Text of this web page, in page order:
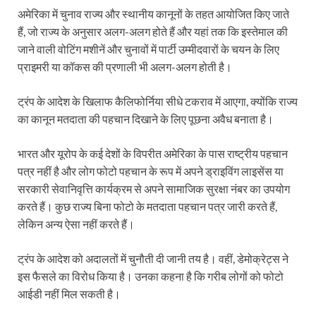
अमेरिका में चुनाव राज्य और स्थानीय कानूनों के तहत आयोजित किए जाते
हैं, जो राज्य के अनुसार अलग-अलग होते हैं और यहां तक कि इस्तेमाल की
जाने वाली वोटिंग मशीनें और चुनावों में पार्टी उम्मीदवारों के चयन के लिए
प्राइमरी या कॉकस की प्रणाली भी अलग-अलग होती है।
ट्रंप के आदेश के खिलाफ कैलिफोर्निया सीधे टकराव में आएगा, क्योंकि राज्य
का कानून मतदाता की पहचान दिखाने के लिए पूछना अवैध बनाता है।
भारत और यूरोप के कई देशों के विपरीत अमेरिका के पास राष्ट्रीय पहचान
पत्र नहीं है और लोग फोटो पहचान के रूप में अपने ड्राइविंग लाइसेंस या
सरकारी सेवानिवृत्ति कार्यक्रम से अपने सामाजिक सुरक्षा नंबर का उपयोग
करते हैं। कुछ राज्य बिना फोटो के मतदाता पहचान पत्र जारी करते हैं,
लेकिन अन्य ऐसा नहीं करते हैं।
ट्रंप के आदेश को अदालतों में चुनौती दी जानी तय है। वहीं, डेमोक्रेट्स ने
इस फैसले का विरोध किया है। उनका कहना है कि गरीब लोगों को फोटो
आईडी नहीं मिल सकती है।